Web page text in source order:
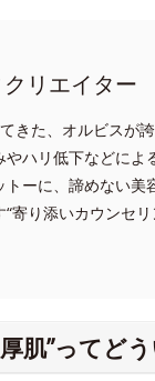
クリエイター
きた、オルビスが
やハリ低下などに
ーに、諦めない
寄り添いカウンセ
肌”ってど